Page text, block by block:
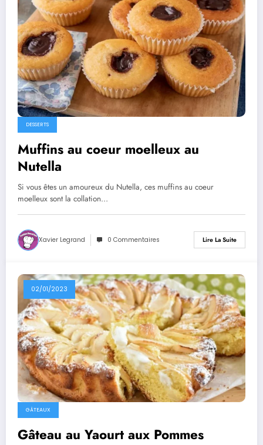
DESSERTS
Muffins au coeur moelleux au
Nutella
Si vous êtes un amoureux du Nutella, ces muffins au coeur
moelleux sont la collation…
Xavier Legrand 0 Commentaires Lire La Suite
02/01/2023
GÂTEAUX
Gâteau au Yaourt aux Pommes